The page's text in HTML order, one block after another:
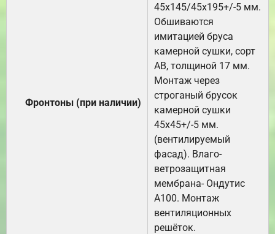
Фронтоны (при наличии)
45х145/45х195+/-5 мм.
Обшиваются
имитацией бруса
камерной сушки, сорт
АВ, толщиной 17 мм.
Монтаж через
строганый брусок
камерной сушки
45х45+/-5 мм.
(вентилируемый
фасад). Влаго-
ветрозащитная
мембрана- Ондутис
А100. Монтаж
вентиляционных
решёток.